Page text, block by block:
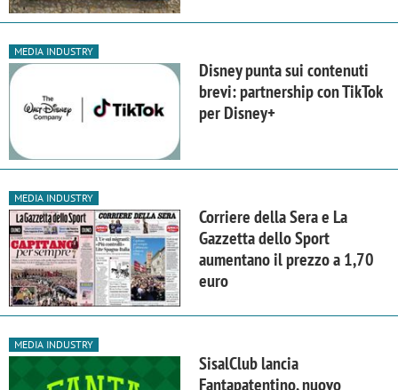
MEDIA INDUSTRY
Disney punta sui contenuti
brevi: partnership con TikTok
per Disney+
MEDIA INDUSTRY
Corriere della Sera e La
Gazzetta dello Sport
aumentano il prezzo a 1,70
euro
MEDIA INDUSTRY
SisalClub lancia
Fantapatentino, nuovo